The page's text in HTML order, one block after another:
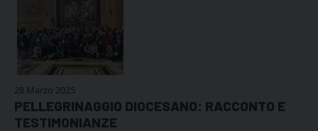
28 Marzo 2025
PELLEGRINAGGIO DIOCESANO: RACCONTO E
TESTIMONIANZE